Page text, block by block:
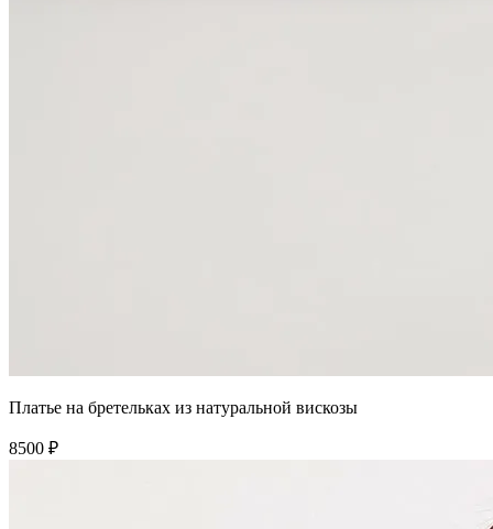
Платье на бретельках из натуральной вискозы
8500 ₽